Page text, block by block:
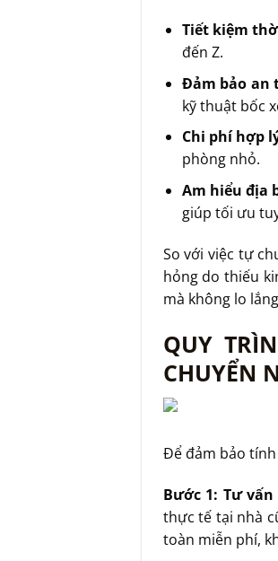
Tiết kiệm
đến Z.
Đảm bảo an
kỹ thuật bốc
Chi phí hợp
phòng nhỏ.
Am hiểu địa
giúp tối ưu
So với việc tự
hỏng do thiếu
mà không lo
QUY
CHUYỂN
Để đảm bảo
Bước 1: Tư
thực tế tại nhà
toàn miễn phí,